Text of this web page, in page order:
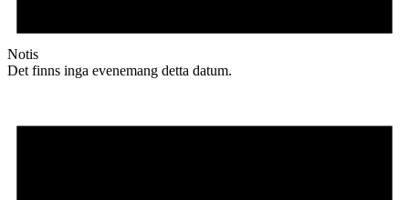
Notis
Det finns inga evenemang detta datum.